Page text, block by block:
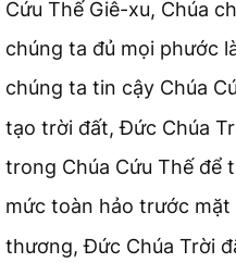
Cứu Thế Giê-xu, Chúa
chúng ta đủ mọi phước
chúng ta tin cậy Chúa
tạo trời đất, Đức Chúa
trong Chúa Cứu Thế để
mức toàn hảo trước mặt
thương, Đức Chúa Trời